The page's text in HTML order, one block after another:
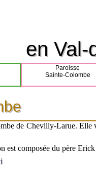
en Val-
en Val-
Paroisse
Sainte-Colombe
de Chevilly-Larue. Elle
est composée du père